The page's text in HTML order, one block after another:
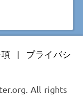
|
プライバシ
All rights